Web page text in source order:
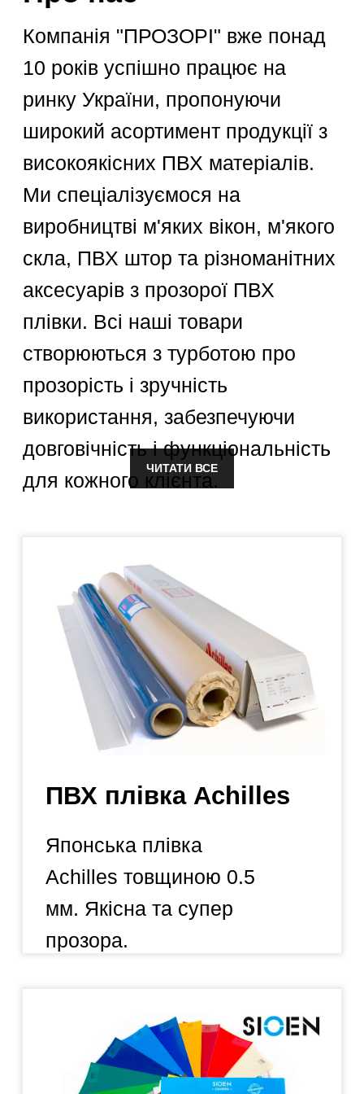
цьому зберігаючи абсолютну
прозорість та надійність
матеріалів. Завдяки передовим
технологіям ми гарантуємо, що
нашіПВХ штори не тільки
практичні, але й прозорі,
забезпечуючи відмінну видимість
і захист від зовнішніх факторів.
Компанія "ПРОЗОРІ" дбає про
кожного свого клієнта, надаючи
прозорі умови співпраці та
роблячи акцент на
індивідуальних потребах. Ми
постійно вдосконалюємо
виробничі процеси та
використовуємо лише перевірені
матеріали, аби забезпечити
максимальну прозорість нашої
продукції. Важливо для нас, щоб
наші клієнти завжди залишалися
задоволеними якістю м'яких
вікон, штор і аксесуарів, які вони
прозорого ПВХ, які поєднують в
собі естетику, довговічність і
практичність. Ми пишаємося
тим, що наші товари стають
частиною комфортного і
прозорого простору для вас.
ЧИТАТИ ВСЕ
ПВХ плівка Achilles
Японська плівка
Achilles товщиною 0.5
мм. Якісна та супер
прозора.
ПВХ тканина Sioen
подвійною ламінарією
використовується
ПВХ плівка Achilles активно
виробництві, так званих,
"м'яких вікон".